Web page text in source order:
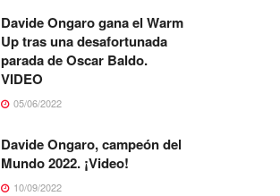
Davide Ongaro gana el Warm
Up tras una desafortunada
parada de Oscar Baldo.
VIDEO
05/06/2022
Davide Ongaro, campeón del
Mundo 2022. ¡Video!
10/09/2022